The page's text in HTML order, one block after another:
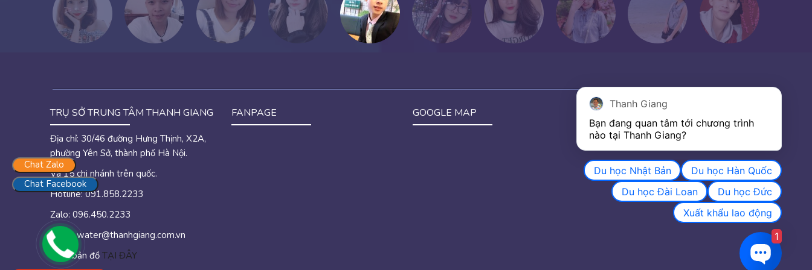
TRỤ SỞ TRUNG TÂM THANH GIANG
Địa chỉ: 30/46 đường Hưng Thịnh, X2A,
phường Yên Sở, thành phố Hà Nội.
Và 15 chi nhánh trên quốc.
Hotline: 091.858.2233
Zalo: 096.450.2233
Email:water@thanhgiang.com.vn
Xem bản đồ TẠI ĐÂY
FANPAGE GOOGLE MAP
Chat Zalo
Chat Facebook
Thanh Giang
Bạn đang quan tâm tới chương trình
nào tại Thanh Giang?
Du học Nhật Bản
Du học Hàn Quốc
Du học Đài Loan
Du học Đức
Xuất khẩu lao động
1